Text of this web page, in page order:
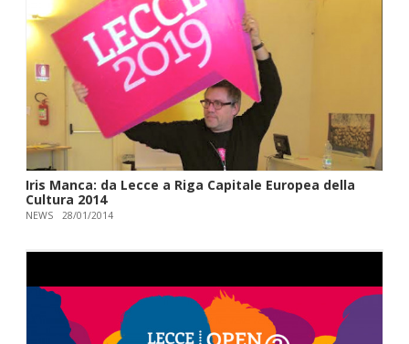
Iris Manca: da Lecce a Riga Capitale Europea della
Cultura 2014
NEWS 28/01/2014